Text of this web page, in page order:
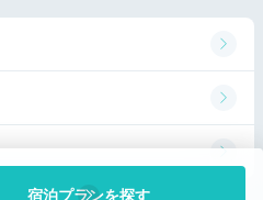
宿泊プランを探す